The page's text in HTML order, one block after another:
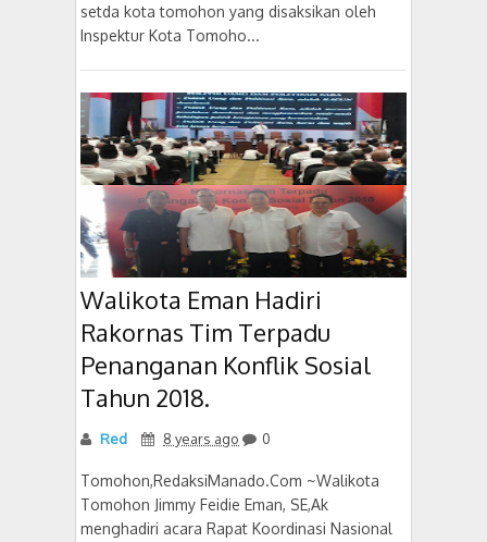
setda kota tomohon yang disaksikan oleh
Inspektur Kota Tomoho...
Walikota Eman Hadiri
Rakornas Tim Terpadu
Penanganan Konflik Sosial
Tahun 2018.
Red 8 years ago 0
Tomohon,RedaksiManado.Com ~Walikota
Tomohon Jimmy Feidie Eman, SE,Ak
menghadiri acara Rapat Koordinasi Nasional